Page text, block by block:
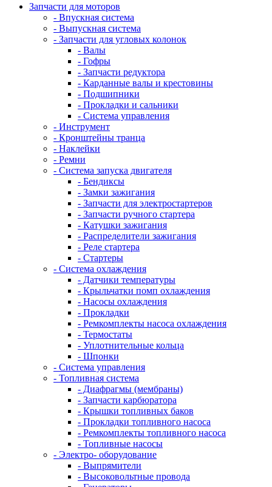
Запчасти для моторов
- Впускная система
- Выпускная система
- Запчасти для угловых колонок
- Валы
- Гофры
- Запчасти редуктора
- Карданные валы и крестовины
- Подшипники
- Прокладки и сальники
- Система управления
- Инструмент
- Кронштейны транца
- Наклейки
- Ремни
- Система запуска двигателя
- Бендиксы
- Замки зажигания
- Запчасти для электростартеров
- Запчасти ручного стартера
- Катушки зажигания
- Распределители зажигания
- Реле стартера
- Стартеры
- Система охлаждения
- Датчики температуры
- Крыльчатки помп охлаждения
- Насосы охлаждения
- Прокладки
- Ремкомплекты насоса охлаждения
- Термостаты
- Уплотнительные кольца
- Шпонки
- Система управления
- Топливная система
- Диафрагмы (мембраны)
- Запчасти карбюратора
- Крышки топливных баков
- Прокладки топливного насоса
- Ремкомплекты топливного насоса
- Топливные насосы
- Электро- оборудование
- Выпрямители
- Высоковольтные провода